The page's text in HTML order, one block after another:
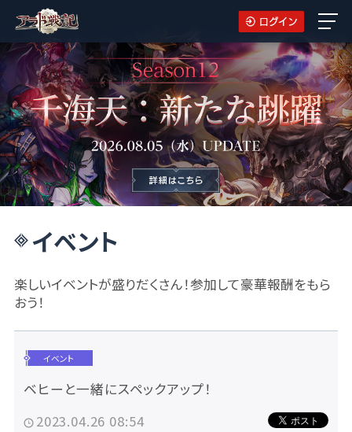
イベント
楽しいイベントが盛りだくさん！参加して豪華報酬をもら
おう！
イベント
ベヒーと一緒にスペックアップ！
2023.04.26 08:54